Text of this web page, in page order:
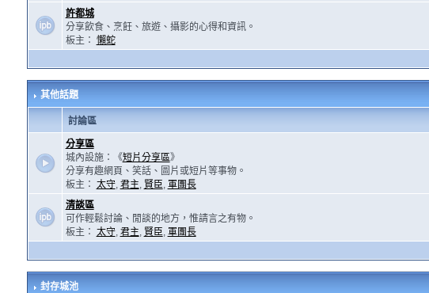
許都城
分享飲食、烹飪、旅遊、攝影的心得和資訊。
板主： 懶蛇
其他話題
討論區
分享區
城內設施：《短片分享區》
分享有趣網頁、笑話、圖片或短片等事物。
板主： 太守, 君主, 賢臣, 軍團長
清談區
可作輕鬆討論、閒談的地方，惟請言之有物。
板主： 太守, 君主, 賢臣, 軍團長
封存城池